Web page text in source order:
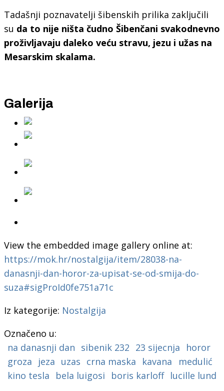
Tadašnji poznavatelji šibenskih prilika zaključili
su da to nije ništa čudno Šibenčani svakodnevno
proživljavaju daleko veću stravu, jezu i užas na
Mesarskim skalama.
Galerija
View the embedded image gallery online at:
https://mok.hr/nostalgija/item/28038-na-
danasnji-dan-horor-za-upisat-se-od-smija-do-
suza#sigProId0fe751a71c
Iz kategorije: Nostalgija
Označeno u:
na danasnji dan sibenik 232 23 sijecnja
horor
groza
jeza uzas crna maska kavana
medulić
kino tesla
bela luigosi boris karloff lucille lund